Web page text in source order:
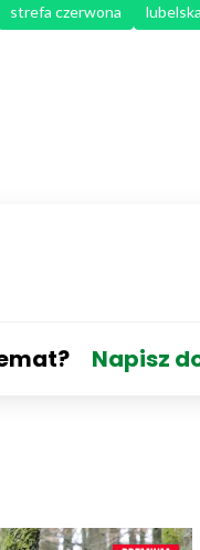
strefa czerwona
Napisz